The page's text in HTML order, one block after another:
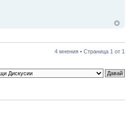
4 мнения • Страница 1 от 1